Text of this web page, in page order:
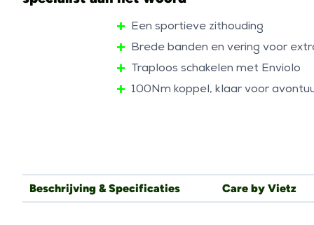
Een sportieve zithouding
Brede banden en vering voor
Traploos schakelen met Enviolo
100Nm koppel, klaar voor
Beschrijving & Specificaties Care by Vietz